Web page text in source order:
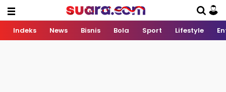
Indeks News Bisnis Bola Sport Lifestyle